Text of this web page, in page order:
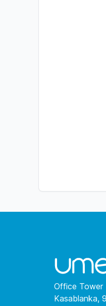
Office Tower
Kasablanka,